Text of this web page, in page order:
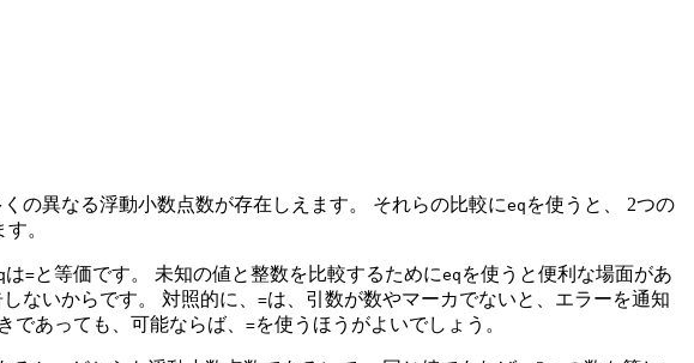
の異なる浮動小数点数が存在しえます。 それらの比較にeq を使うと、 2つの
。
は=と等価です。 未知の値と整数を比較するためにeq を使うと便利な場面があ
ないからです。 対照的に、 =は、引数が数やマーカでないと、エラーを通知
であっても、可能ならば、 =を使うほうがよいでしょう。